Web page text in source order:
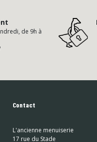
de 9h à
Contact
L'ancienne menuiserie
17 rue du Stade